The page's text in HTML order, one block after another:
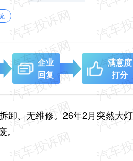
企业
回复
满意度
打分
卸、无维修。26年2月突然大